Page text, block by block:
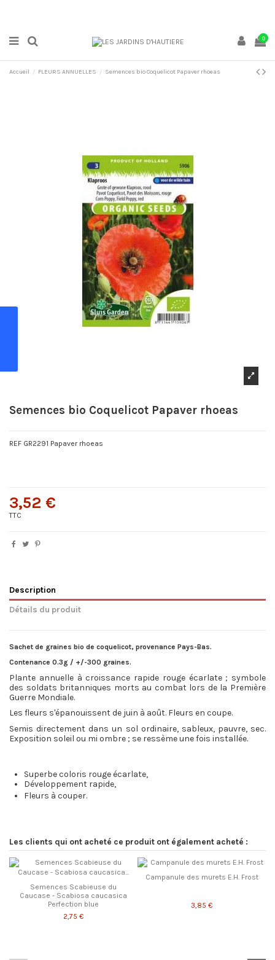
0
Accueil FLEURS ANNUELLES Semences bio Coquelicot Papaver rhoeas
Semences bio Coquelicot Papaver rhoeas
REF GR2291 Papaver rhoeas
3,52 €
TTC
Description
Détails du produit
Sachet de graines bio de coquelicot, provenance Pays-Bas.
Contenance 0.3g / +/-300 graines.
Plante annuelle à croissance rapide rouge écarlate ; symbole
des soldats britanniques morts au combat lors de la Première
Guerre Mondiale.
Les fleurs s'épanouissent de juin à août. Fleurs en coupe.
Semis directement dans un sol ordinaire, sableux, pauvre, sec.
Exposition soleil ou mi ombre ; se ressème une fois installée.
Superbe coloris rouge écarlate,
Développement rapide,
Fleurs à couper.
Les clients qui ont acheté ce produit ont également acheté :
Semences Scabieuse du
Caucase - Scabiosa caucasica
Perfection blue
2,75 €
Campanule des murets E.H. Frost
3,85 €